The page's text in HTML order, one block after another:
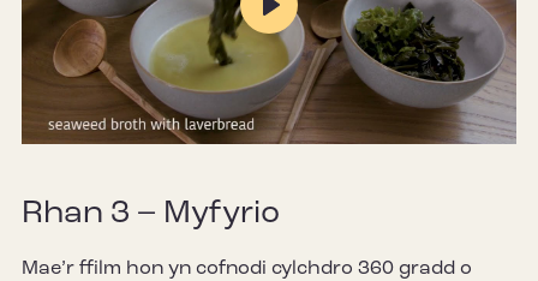
Mute Settings
Play
Rhan 3 – Myfyrio
Mae’r ffilm hon yn cofnodi cylchdro 360 gradd o